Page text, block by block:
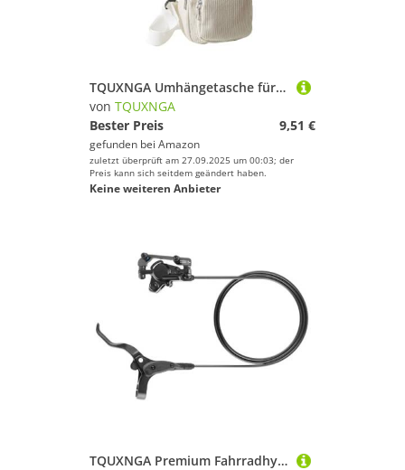
TQUXNGA Umhängetasche für Damen, kleine Umhängetasche, Cord, Bauchtasche, Gürteltasche für Reisen, Sport, Laufen, Wandern, weiß
von TQUXNGA
Bester Preis
9,51 €
gefunden bei Amazon
zuletzt überprüft am 27.09.2025 um 00:03; der
Preis kann sich seitdem geändert haben.
Keine weiteren Anbieter
TQUXNGA Premium Fahrradhydraulikscheibenbremsbremssättiger Wetterfestes Design Für All Terrain Bremsräder Hydraulikscheibenbremse